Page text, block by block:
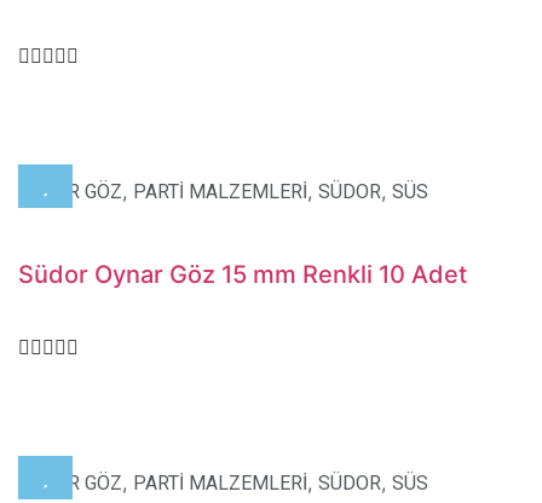
OYNAR GÖZ, PARTİ MALZEMLERİ, SÜDOR, SÜS
Südor Oynar Göz 15 mm Renkli 10 Adet
OYNAR GÖZ, PARTİ MALZEMLERİ, SÜDOR, SÜS